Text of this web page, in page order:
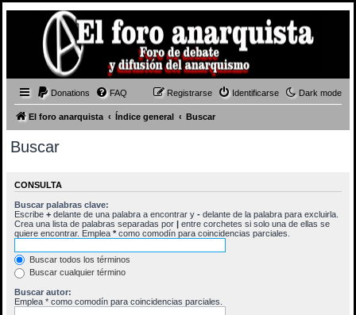
Dark mode
Donations FAQ Identificarse
Registrarse
El foro anarquista Índice general Buscar
Buscar
CONSULTA
Buscar palabras clave:
Escribe + delante de una palabra a encontrar y - delante de la palabra para excluirla.
Crea una lista de palabras separadas por | entre corchetes si solo una de ellas se
quiere encontrar. Emplea * como comodín para coincidencias parciales.
Buscar todos los términos
Buscar cualquier término
Buscar autor:
Emplea * como comodín para coincidencias parciales.